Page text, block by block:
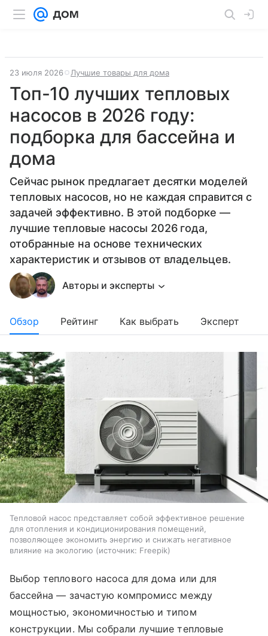
23 июля 2026 Лучшие товары для дома
Топ-10 лучших тепловых
насосов в 2026 году:
подборка для бассейна и
дома
Сейчас рынок предлагает десятки моделей
тепловых насосов, но не каждая справится с
задачей эффективно. В этой подборке —
лучшие тепловые насосы 2026 года,
отобранные на основе технических
характеристик и отзывов от владельцев.
Авторы и эксперты
Обзор Рейтинг Как выбрать Эксперт
Тепловой насос представляет собой эффективное решение
для отопления и кондиционирования помещений,
позволяющее экономить энергию и снижать негативное
влияние на экологию
источник: Freepik
Выбор теплового насоса для дома или для
бассейна — зачастую компромисс между
мощностью, экономичностью и типом
конструкции. Мы собрали лучшие тепловые